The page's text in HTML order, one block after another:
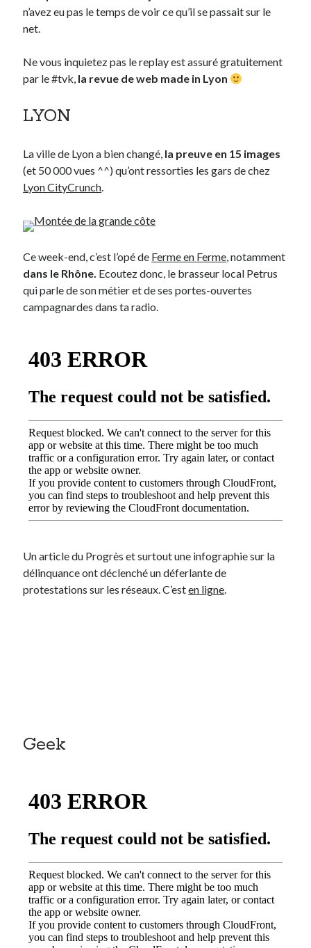
Entretien ménagerdansT’as vu quoi ? #52
JFdansC’était pas mieux avant… à Lyon
Anthonydans
Commentaires récents
Entretien ménager
T’as vu quoi ? #52
JFdans
Comment j’ai opéré ma vélorution toute personnelle
Comment j’ai opéré ma vélorution toute
personnelle
Coup de coeur
Daddy
Engagé
Geek
Green
Humeur
Lectures
Lyon
Mini-monsieur
Non classé
Parole de Follower
n’avez eu pas le temps de voir ce qu’il se passait sur le
net.
Ne vous inquietez pas le replay est assuré gratuitement
par le #tvk, la revue de web made in Lyon
LYON
La ville de Lyon a bien changé, la preuve en 15 images
(et 50 000 vues ^^) qu’ont ressorties les gars de chez
Lyon CityCrunch.
Ce week-end, c’est l’opé de Ferme en Ferme, notamment
dans le Rhône. Ecoutez donc, le brasseur local Petrus
qui parle de son métier et de ses portes-ouvertes
campagnardes dans ta radio.
Un article du Progrès et surtout une infographie sur la
délinquance ont déclenché un déferlante de
protestations sur les réseaux. C’esten ligne.
Geek